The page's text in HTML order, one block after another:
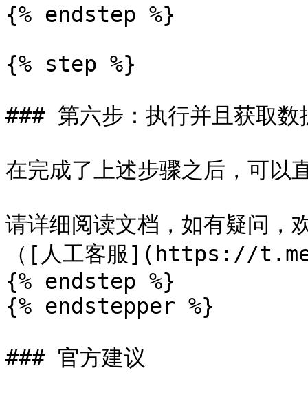
{% endstep %}
{% step %}
### 第六步：执行并且获取数
在完成了上述步骤之后，可以
请详细阅读文档，如有疑问，
（[人工客服](https://
{% endstep %}
{% endstepper %}
### 官方建议